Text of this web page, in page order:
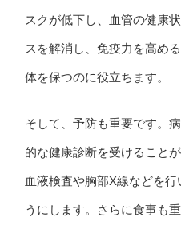
スクが低下し、血管の健康
スを解消し、免疫力を高め
体を保つのに役立ちます。
そして、予防も重要です。
的な健康診断を受けること
血液検査や胸部X線などを
うにします。さらに食事も